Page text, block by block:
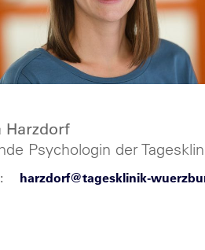
Harzdorf
Psychologin der
harzdorf@tagesklinik-